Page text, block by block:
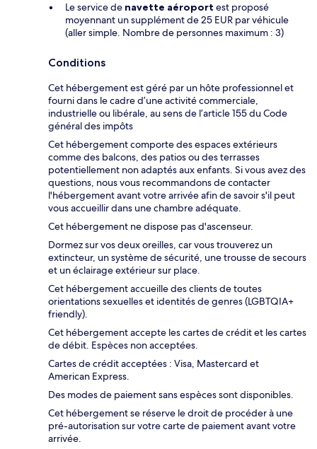
Le service de navette aéroport est proposé
moyennant un supplément de 25 EUR par véhicule
(aller simple. Nombre de personnes maximum : 3)
Conditions
Cet hébergement est géré par un hôte professionnel et
fourni dans le cadre d’une activité commerciale,
industrielle ou libérale, au sens de l’article 155 du Code
général des impôts
Cet hébergement comporte des espaces extérieurs
comme des balcons, des patios ou des terrasses
potentiellement non adaptés aux enfants. Si vous avez des
questions, nous vous recommandons de contacter
l'hébergement avant votre arrivée afin de savoir s'il peut
vous accueillir dans une chambre adéquate.
Cet hébergement ne dispose pas d'ascenseur.
Dormez sur vos deux oreilles, car vous trouverez un
extincteur, un système de sécurité, une trousse de secours
et un éclairage extérieur sur place.
Cet hébergement accueille des clients de toutes
orientations sexuelles et identités de genres (LGBTQIA+
friendly).
Cet hébergement accepte les cartes de crédit et les cartes
de débit. Espèces non acceptées.
Cartes de crédit acceptées : Visa, Mastercard et
American Express.
Des modes de paiement sans espèces sont disponibles.
Cet hébergement se réserve le droit de procéder à une
pré-autorisation sur votre carte de paiement avant votre
arrivée.